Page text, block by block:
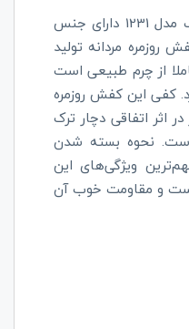
کفش روزمره مردانه ایران طب مدل 1231 دارای جنس
روزمره مردانه تولید
از چرم طبیعی است
کفی این کفش روزمره
اثر اتفاقی دچار ترک
نحوه بسته شدن
ویژگی‌های این
و مقاومت خوب آن